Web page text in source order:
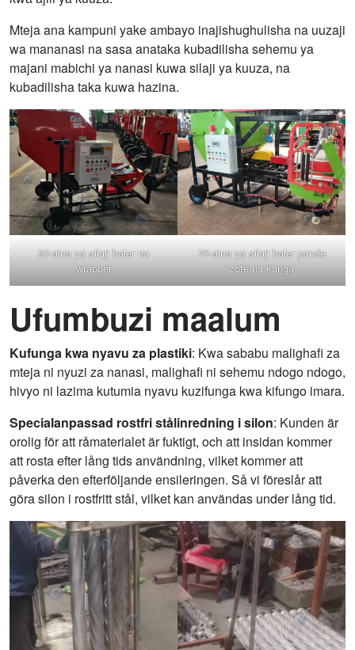
Mteja ana kampuni yake ambayo inajishughulisha na uuzaji
wa mananasi na sasa anataka kubadilisha sehemu ya
majani mabichi ya nanasi kuwa silaji ya kuuza, na
kubadilisha taka kuwa hazina.
50-aina ya silaji baler na
wrapper
70-aina ya silaji baler pande
zote na kanga
Ufumbuzi maalum
Kufunga kwa nyavu za plastiki: Kwa sababu malighafi za
mteja ni nyuzi za nanasi, malighafi ni sehemu ndogo ndogo,
hivyo ni lazima kutumia nyavu kuzifunga kwa kifungo imara.
Specialanpassad rostfri stålinredning i silon: Kunden är
orolig för att råmaterialet är fuktigt, och att insidan kommer
att rosta efter lång tids användning, vilket kommer att
påverka den efterföljande ensileringen. Så vi föreslår att
göra silon i rostfritt stål, vilket kan användas under lång tid.